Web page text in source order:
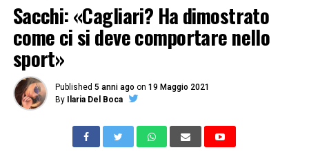
Sacchi: «Cagliari? Ha dimostrato
come ci si deve comportare nello
sport»
Published 5 anni ago on 19 Maggio 2021
By
Ilaria Del Boca